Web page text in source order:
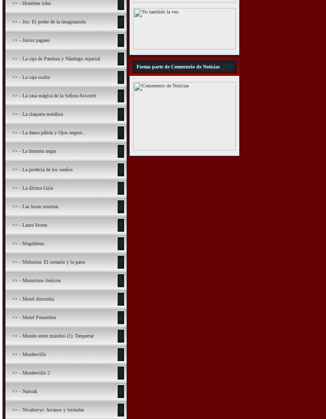
=> - Hombres lobo
=> - Joc: El poder de la imaginación
=> - Juicio pagano
=> - La caja de Pandora y Náufrago espacial
=> - La caja oculta
=> - La casa mágica de la Señora Asworth
=> - La claqueta metálica
=> - La dama pálida y Ojos negros...
=> - La frontera negra
=> - La profecía de los sueños
=> - La última Guía
=> - Las horas muertas
=> - Laura Storm
=> - Magdalena
=> - Melusina: El corazón y la garra
=> - Monstruos ibéricos
=> - Motel discordia
=> - Motel Penumbra
=> - Mundo entre mundos (1): Despertar
=> - Murderville
=> - Murderville 2
=> - Naisiak
=> - Nivahnvyr: Arcanos y leyendas
Forma parte de Cementerio de Noticias